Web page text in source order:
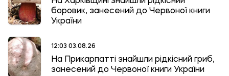
боровик, занесений до Червоної книги
України
12:03 03.08.26
На Прикарпатті знайшли рідкісний гриб,
занесений до Червоної книги України